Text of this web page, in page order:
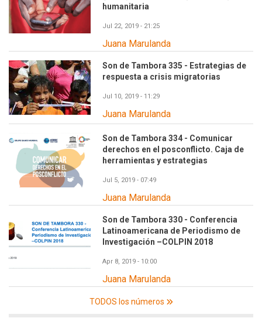
humanitaria
Jul 22, 2019 - 21:25
Juana Marulanda
Son de Tambora 335 - Estrategias de
respuesta a crisis migratorias
Jul 10, 2019 - 11:29
Juana Marulanda
Son de Tambora 334 - Comunicar
derechos en el posconflicto. Caja de
herramientas y estrategias
Jul 5, 2019 - 07:49
Juana Marulanda
Son de Tambora 330 - Conferencia
Latinoamericana de Periodismo de
Investigación –COLPIN 2018
Apr 8, 2019 - 10:00
Juana Marulanda
TODOS los números